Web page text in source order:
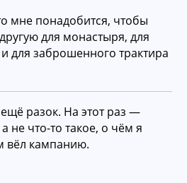
мне понадобится, чтобы
для монастыря, для
для заброшенного трактира
разок. На этот раз —
не что-то такое, о чём я
вёл кампанию.